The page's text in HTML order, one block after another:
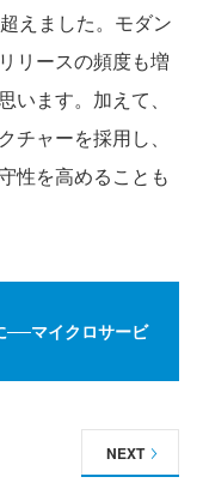
えました。モダン
リースの頻度も増
います。加えて、
ャーを採用し、
性を高めることも
──マイクロサービ
NEXT